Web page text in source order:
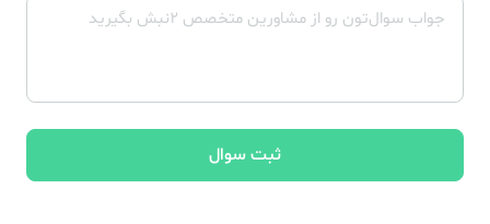
ثبت سوال